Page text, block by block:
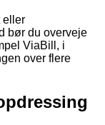
eller
bør du overveje
ViaBill, i
over flere